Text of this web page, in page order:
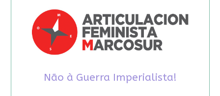
Não à Guerra Imperialista!